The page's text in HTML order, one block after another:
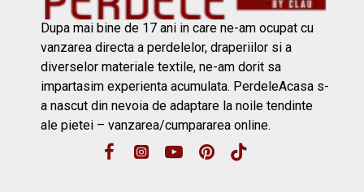
Dupa mai bine de 17 ani in care ne-am ocupat cu
vanzarea directa a perdelelor, draperiilor si a
diverselor materiale textile, ne-am dorit sa
impartasim experienta acumulata. PerdeleAcasa s-
a nascut din nevoia de adaptare la noile tendinte
ale pietei – vanzarea/cumpararea online.